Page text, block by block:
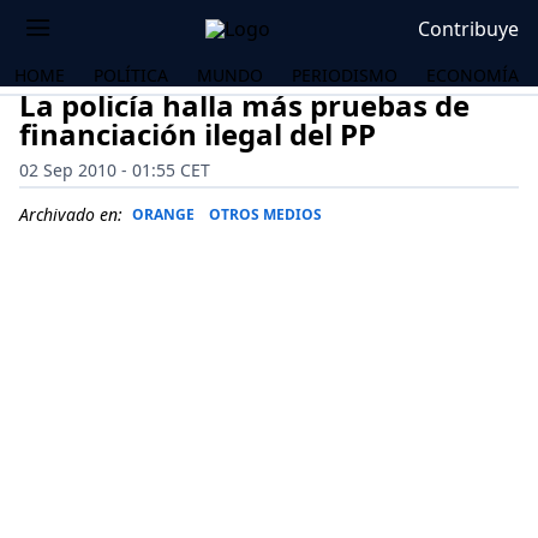
Contribuye
HOME POLÍTICA MUNDO PERIODISMO ECONOMÍA
La policía halla más pruebas de
financiación ilegal del PP
02 Sep 2010 - 01:55 CET
Archivado en: ORANGE OTROS MEDIOS